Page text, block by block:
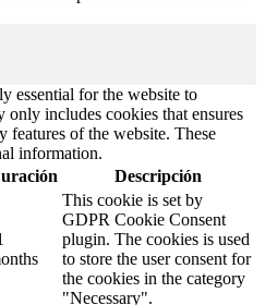
essential for the website to
includes cookies that ensures
features of the website. These
information.
Descripción
This cookie is set by
GDPR Cookie Consent
plugin. The cookies is used
to store the user consent for
the cookies in the category
"Necessary".